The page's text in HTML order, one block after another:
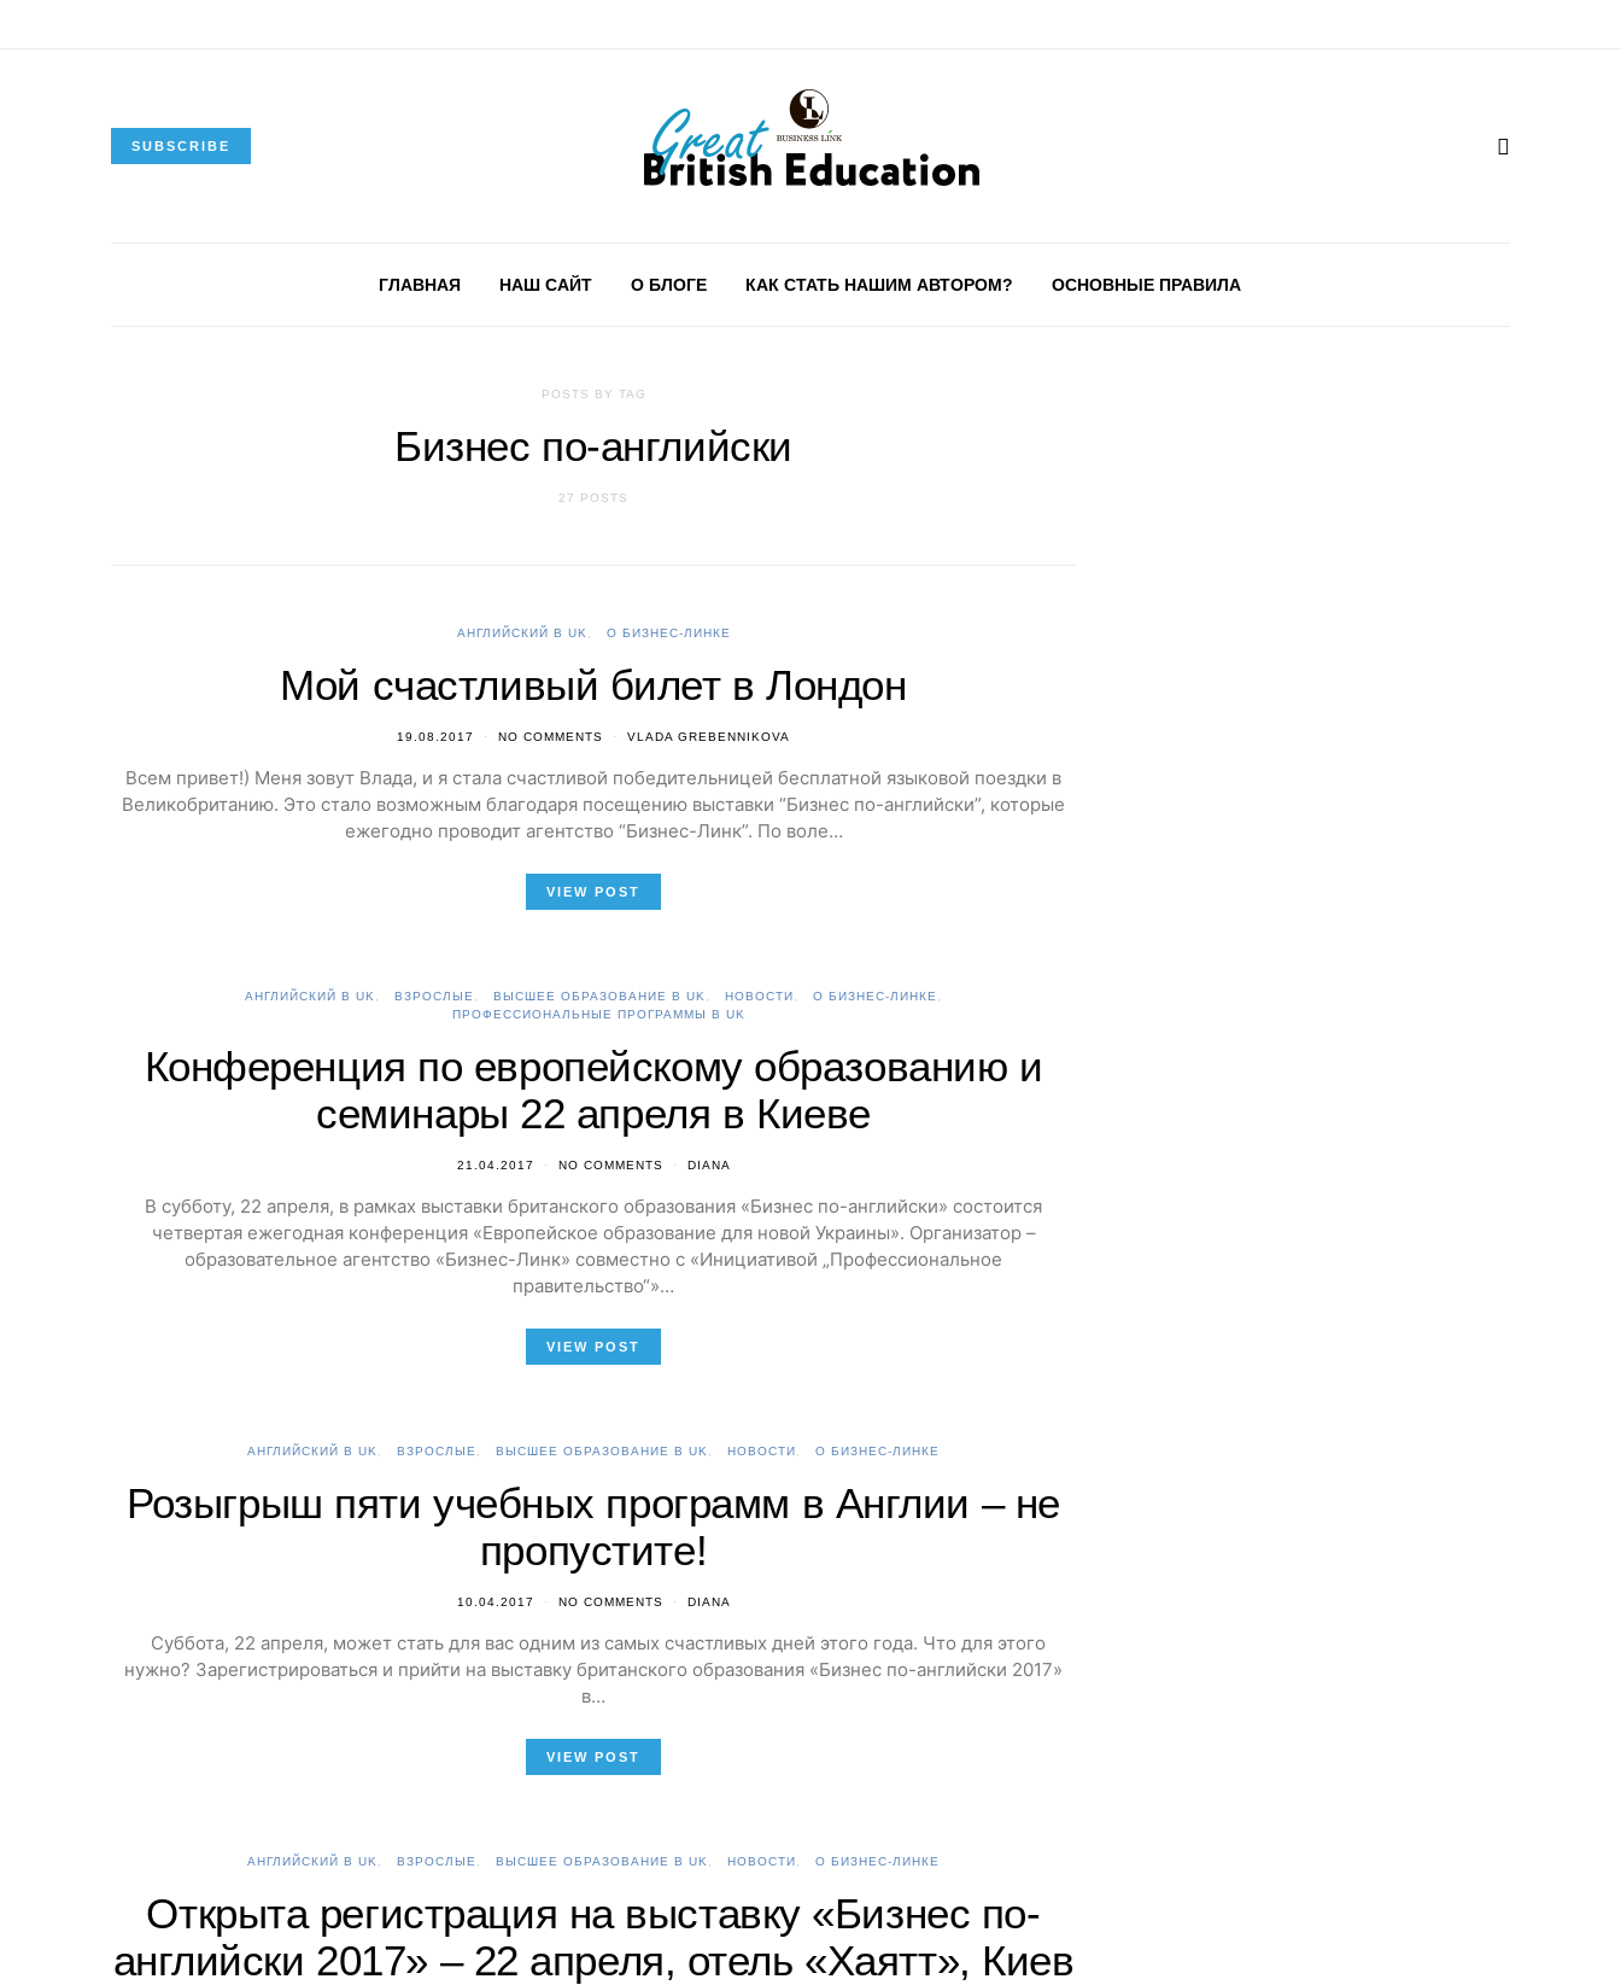
SUBSCRIBE
ГЛАВНАЯ НАШ САЙТ О БЛОГЕ КАК СТАТЬ НАШИМ АВТОРОМ? ОСНОВНЫЕ ПРАВИЛА
POSTS BY TAG
Бизнес по-английски
27 POSTS
АНГЛИЙСКИЙ В UK О БИЗНЕС-ЛИНКЕ
Мой счастливый билет в Лондон
19.08.2017 NO COMMENTS VLADA GREBENNIKOVA
Всем привет!) Меня зовут Влада, и я стала счастливой победительницей бесплатной языковой поездки в
Великобританию. Это стало возможным благодаря посещению выставки “Бизнес по-английски”, которые
ежегодно проводит агентство “Бизнес-Линк”. По воле…
VIEW POST
АНГЛИЙСКИЙ В UK ВЗРОСЛЫЕ ВЫСШЕЕ ОБРАЗОВАНИЕ В UK НОВОСТИ
О БИЗНЕС-ЛИНКЕ
ПРОФЕССИОНАЛЬНЫЕ ПРОГРАММЫ В UK
Конференция по европейскому образованию и
семинары 22 апреля в Киеве
21.04.2017 NO COMMENTS DIANA
В субботу, 22 апреля, в рамках выставки британского образования «Бизнес по-английски» состоится
четвертая ежегодная конференция «Европейское образование для новой Украины». Организатор –
образовательное агентство «Бизнес-Линк» совместно с «Инициативой „Профессиональное
правительство“»…
VIEW POST
АНГЛИЙСКИЙ В UK ВЗРОСЛЫЕ ВЫСШЕЕ ОБРАЗОВАНИЕ В UK НОВОСТИ О БИЗНЕС-ЛИНКЕ
Розыгрыш пяти учебных программ в Англии – не
пропустите!
10.04.2017 NO COMMENTS DIANA
Суббота, 22 апреля, может стать для вас одним из самых счастливых дней этого года. Что для этого
нужно? Зарегистрироваться и прийти на выставку британского образования «Бизнес по-английски 2017»
в…
VIEW POST
АНГЛИЙСКИЙ В UK ВЗРОСЛЫЕ ВЫСШЕЕ ОБРАЗОВАНИЕ В UK НОВОСТИ О БИЗНЕС-ЛИНКЕ
Открыта регистрация на выставку «Бизнес по-
английски 2017» – 22 апреля, отель «Хаятт», Киев